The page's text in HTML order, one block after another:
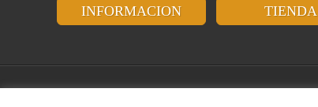
INFORMACION TIENDA